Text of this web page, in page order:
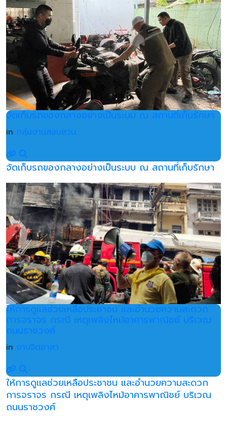
จัดเก็บรถของกลางอย่างเป็นระบบ ณ สถานที่เก็บรักษา
in กลุ่มงานสอบสวน
จัดเก็บรถของกลางอย่างเป็นระบบ ณ สถานที่เก็บรักษา
ให้การดูแลช่วยเหลือประชาชน และอำนวยความสะดวก
การจราจร กรณี เหตุเพลิงไหม้อาคารพาณิชย์ บริเวณ
ถนนราชวงศ์
in งานจิตอาสา
ให้การดูแลช่วยเหลือประชาชน และอำนวยความสะดวก
การจราจร กรณี เหตุเพลิงไหม้อาคารพาณิชย์ บริเวณ
ถนนราชวงศ์